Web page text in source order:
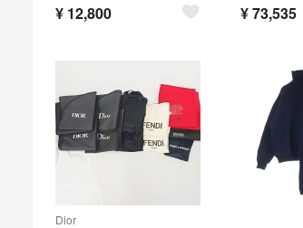
¥ 12,800 ¥73,535
Dior